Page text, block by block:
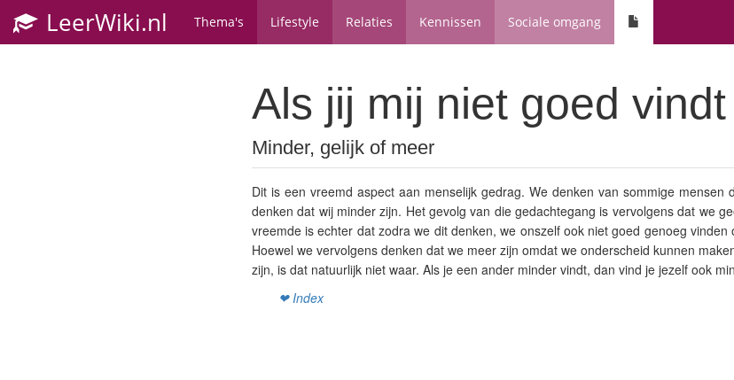
LeerWiki.nl Thema's Lifestyle Relaties Kennissen Sociale omgang
Als jij mij niet goed vindt
Minder, gelijk of meer
Dit is een vreemd aspect aan menselijk gedrag. We denken van sommige
denken dat wij minder zijn. Het gevolg van die gedachtegang is vervolgens dat we
vreemde is echter dat zodra we dit denken, we onszelf ook niet goed genoeg
Hoewel we vervolgens denken dat we meer zijn omdat we onderscheid kunnen
zijn, is dat natuurlijk niet waar. Als je een ander minder vindt, dan vind je jezelf ook
❤ Index